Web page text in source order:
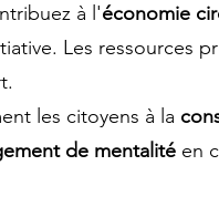
à l'économie
Les ressources
les citoyens à la
de mentalité en